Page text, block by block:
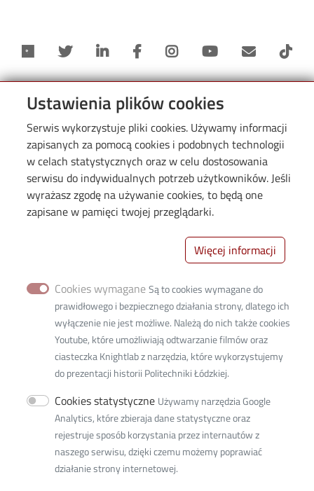
Ustawienia plików cookies
Serwis wykorzystuje pliki cookies. Używamy informacji
zapisanych za pomocą cookies i podobnych technologii
w celach statystycznych oraz w celu dostosowania
serwisu do indywidualnych potrzeb użytkowników. Jeśli
wyrażasz zgodę na używanie cookies, to będą one
zapisane w pamięci twojej przeglądarki.
Więcej informacji
Cookies wymagane Są to cookies wymagane do
prawidłowego i bezpiecznego działania strony, dlatego ich
wyłączenie nie jest możliwe. Należą do nich także cookies
Youtube, które umożliwiają odtwarzanie filmów oraz
ciasteczka Knightlab z narzędzia, które wykorzystujemy
do prezentacji historii Politechniki Łódzkiej.
Cookies statystyczne Używamy narzędzia Google
Analytics, które zbieraja dane statystyczne oraz
rejestruje sposób korzystania przez internautów z
naszego serwisu, dzięki czemu możemy poprawiać
działanie strony internetowej.
Biblioteka Główna PŁ
ul. Wólczańska 223
93-005 Łódź
tel. 42 631-28-09
www.lud.p.lodz.pl
Informacje